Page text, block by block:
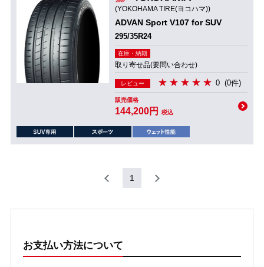
(YOKOHAMA TIRE(ヨコハマ))
ADVAN Sport V107 for SUV
295/35R24
在庫・納期
取り寄せ品(要問い合わせ)
レビュー 0 (0件)
販売価格
144,200円 税込
1
お支払い方法について